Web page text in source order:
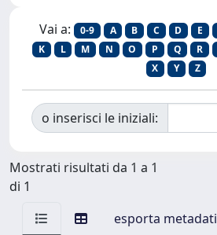
Vai a: 0-9 A B C D E
K
L M N O P Q R
X
Y Z
o inserisci le iniziali:
Mostrati risultati da 1 a 1
di 1
esporta metadati